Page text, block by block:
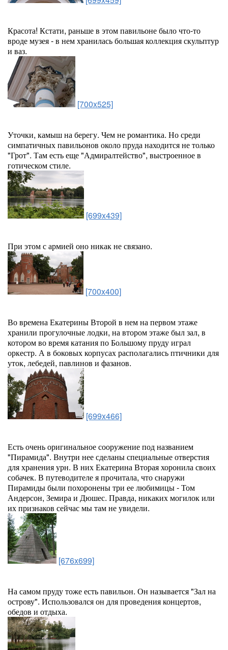
Красота! Кстати, раньше в этом павильоне было что-то
вроде музея - в нем хранилась большая коллекция скульптур
и ваз.
[700x525]
Уточки, камыш на берегу. Чем не романтика. Но среди
симпатичных павильонов около пруда находится не только
"Грот". Там есть еще "Адмиралтейство", выстроенное в
готическом стиле.
[699x439]
При этом с армией оно никак не связано.
[700x400]
Во времена Екатерины Второй в нем на первом этаже
хранили прогулочные лодки, на втором этаже был зал, в
котором во время катания по Большому пруду играл
оркестр. А в боковых корпусах располагались птичники для
уток, лебедей, павлинов и фазанов.
[699x466]
Есть очень оригинальное сооружение под названием
"Пирамида". Внутри нее сделаны специальные отверстия
для хранения урн. В них Екатерина Вторая хоронила своих
собачек. В путеводителе я прочитала, что снаружи
Пирамиды были похоронены три ее любимицы - Том
Андерсон, Земира и Дюшес. Правда, никаких могилок или
их признаков сейчас мы там не увидели.
[676x699]
На самом пруду тоже есть павильон. Он называется "Зал на
острову". Использовался он для проведения концертов,
обедов и отдыха.